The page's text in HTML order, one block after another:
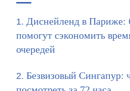
Диснейленд в Париже:
помогут сэкономить
очередей
Безвизовый Сингапур: